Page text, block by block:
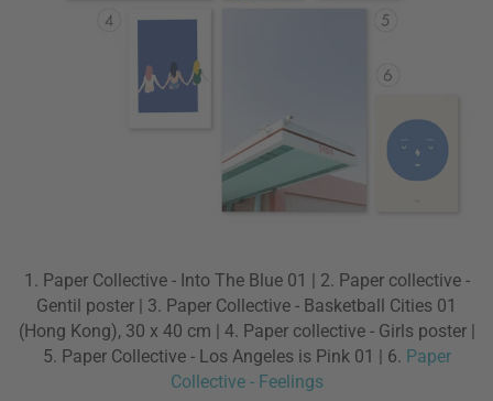
1. Paper Collective - Into The Blue 01 | 2. Paper collective -
Gentil poster | 3. Paper Collective - Basketball Cities 01
(Hong Kong), 30 x 40 cm | 4. Paper collective - Girls poster |
5. Paper Collective - Los Angeles is Pink 01 | 6. Paper
Collective - Feelings